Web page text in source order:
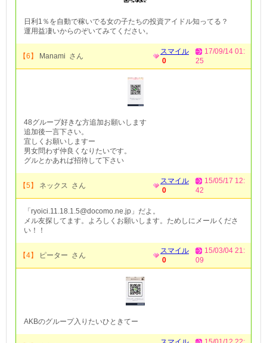
日利1％を自動で稼いでる女の子たちの投資アイドル知ってる？
運用益凄いからのぞいてみてください。
【6】 Manami さん
スマイル
0
17/09/14 01:
25
48グループ好きな方追加お願いします
追加後一言下さい。
宜しくお願いしますー
男女問わず仲良くなりたいです。
グルとかあれば招待して下さい
【5】 ネックス さん
スマイル
0
15/05/17 12:
42
「ryoici.11.18.1.5@docomo.ne.jp」だよ。
メル友探してます。よろしくお願いします。ためしにメールくださ
い！！
【4】 ピーター さん
スマイル
0
15/03/04 21:
09
AKBのグループ入りたいひときてー